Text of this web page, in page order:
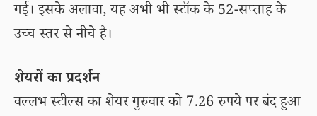
गई। इसके अलावा, यह अभी भी स्टॉक के 52-सप्ताह के
उच्च स्तर से नीचे है।
शेयरों का प्रदर्शन
वल्लभ स्टील्स का शेयर गुरुवार को 7.26 रुपये पर बंद हुआ